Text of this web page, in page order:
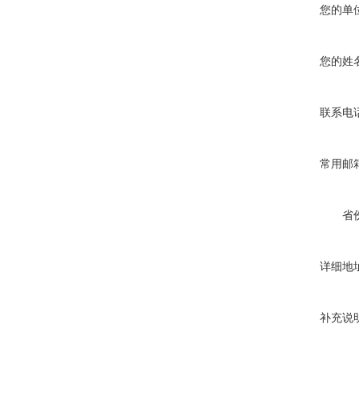
您的单
您的姓
联系电
常用邮
省
详细地
补充说